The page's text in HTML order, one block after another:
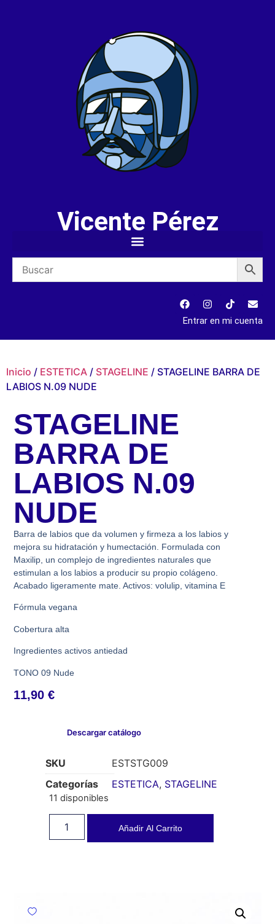
Vicente Pérez
Entrar en mi cuenta
Inicio / ESTETICA / STAGELINE / STAGELINE BARRA DE
LABIOS N.09 NUDE
STAGELINE
BARRA DE
LABIOS N.09
NUDE
Barra de labios que da volumen y firmeza a los labios y
mejora su hidratación y humectación. Formulada con
Maxilip, un complejo de ingredientes naturales que
estimulan a los labios a producir su propio colágeno.
Acabado ligeramente mate. Activos: volulip, vitamina E
Fórmula vegana
Cobertura alta
Ingredientes activos antiedad
TONO 09 Nude
11,90€
Descargar catálogo
SKU
ESTSTG009
Categorías
ESTETICA, STAGELINE
11 disponibles
Añadir Al Carrito